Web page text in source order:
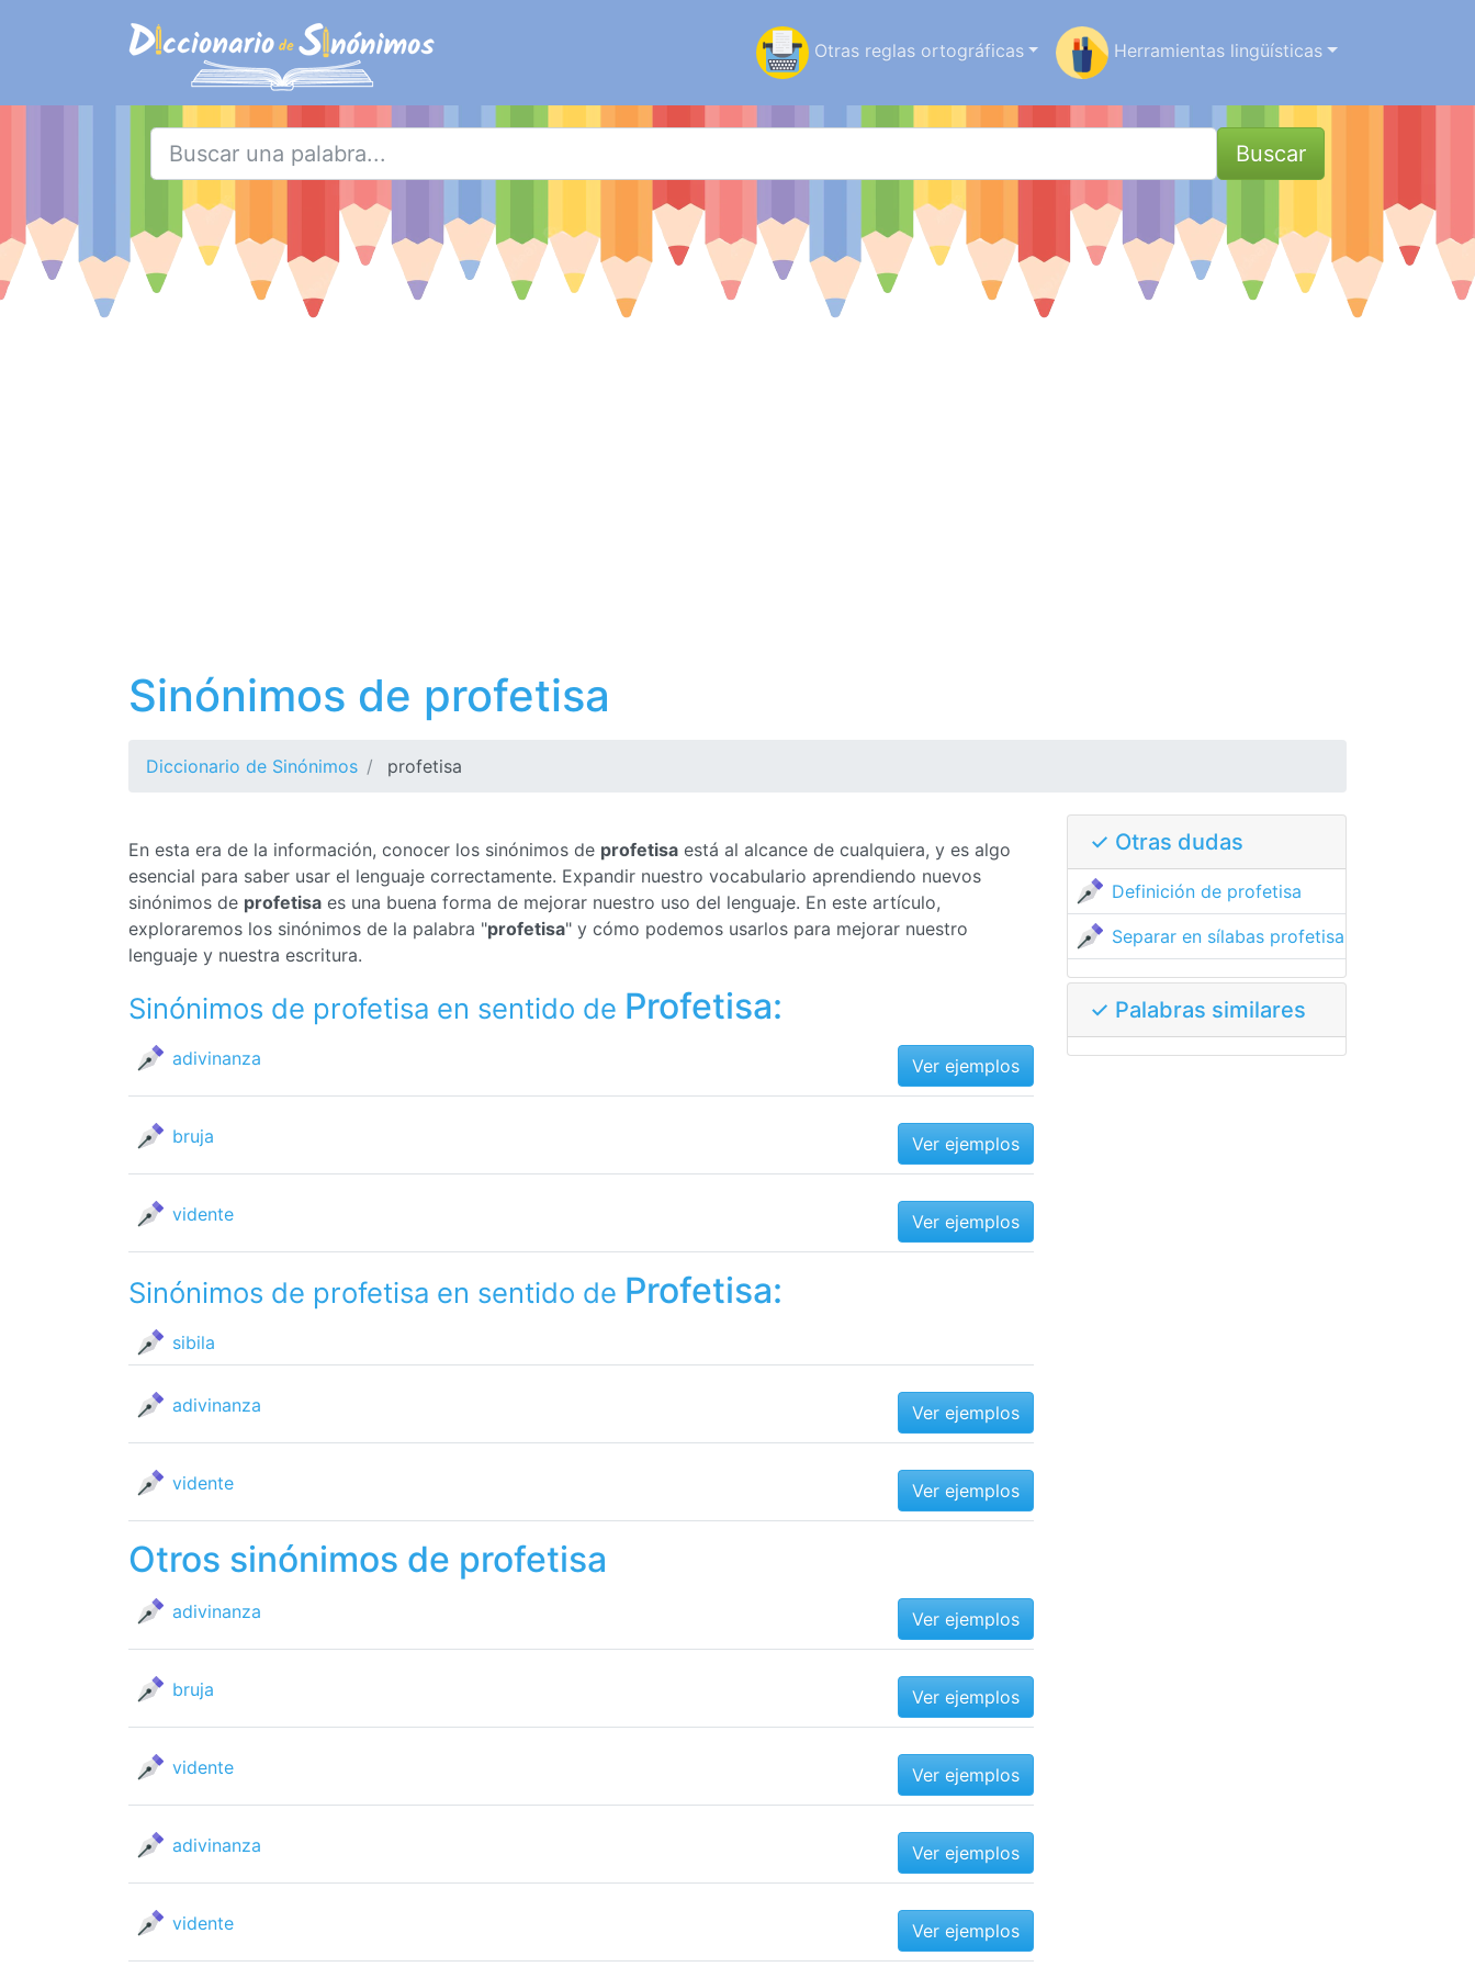
Otras reglas ortográficas Herramientas lingüísticas
Buscar
Sinónimos de profetisa
Diccionario de Sinónimos profetisa
En esta era de la información, conocer los sinónimos de profetisa está al alcance de cualquiera, y es algo
esencial para saber usar el lenguaje correctamente. Expandir nuestro vocabulario aprendiendo nuevos
sinónimos de profetisa es una buena forma de mejorar nuestro uso del lenguaje. En este artículo,
exploraremos los sinónimos de la palabra "profetisa" y cómo podemos usarlos para mejorar nuestro
lenguaje y nuestra escritura.
Sinónimos de profetisa en sentido de Profetisa:
adivinanza Ver ejemplos
bruja Ver ejemplos
vidente Ver ejemplos
Sinónimos de profetisa en sentido de Profetisa:
sibila
adivinanza Ver ejemplos
vidente Ver ejemplos
Otros sinónimos de profetisa
adivinanza Ver ejemplos
bruja Ver ejemplos
vidente Ver ejemplos
adivinanza Ver ejemplos
vidente Ver ejemplos
✓ Otras dudas
Definición de profetisa
Separar en sílabas profetisa
✓ Palabras similares